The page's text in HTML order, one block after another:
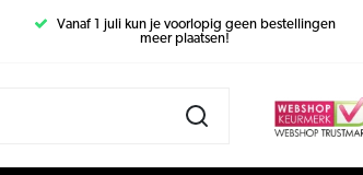
Vanaf 1 juli kun je voorlopig geen bestellingen
meer plaatsen!